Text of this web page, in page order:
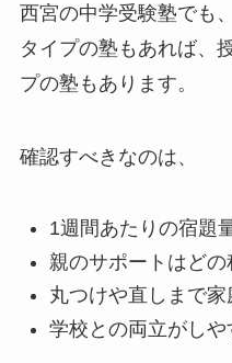
西宮の中学受験塾でも
タイプの塾もあれば、
プの塾もあります。
確認すべきなのは、
1週間あたりの宿題
親のサポートはど
丸つけや直しまで
学校との両立がしや